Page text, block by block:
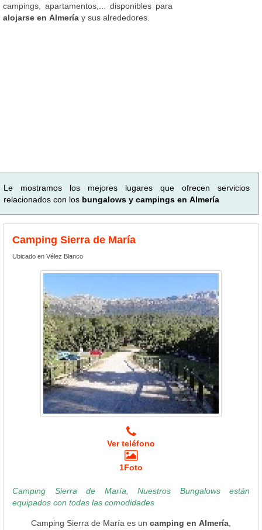
campings, apartamentos,... disponibles para
alojarse en Almería y sus alrededores.
Le mostramos los mejores lugares que ofrecen servicios
relacionados con los bungalows y campings en Almería
Camping Sierra de María
Ubicado en Vélez Blanco
Ver teléfono
1Foto
Camping Sierra de María, Nuestros Bungalows están
equipados con todas las comodidades
Camping Sierra de María es un camping en Almería